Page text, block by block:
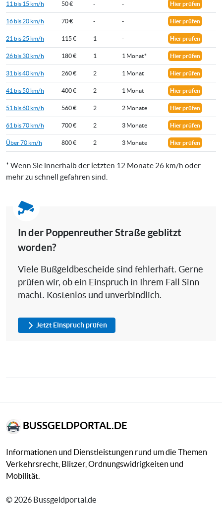
11 bis 15 km/h 50 € - - Hier prüfen
16 bis 20 km/h 70 € - - Hier prüfen
21 bis 25 km/h 115 € 1 - Hier prüfen
26 bis 30 km/h 180 € 1 1 Monat* Hier prüfen
31 bis 40 km/h 260 € 2 1 Monat Hier prüfen
41 bis 50 km/h 400 € 2 1 Monat Hier prüfen
51 bis 60 km/h 560 € 2 2 Monate Hier prüfen
61 bis 70 km/h 700 € 2 3 Monate Hier prüfen
Über 70 km/h 800 € 2 3 Monate Hier prüfen
* Wenn Sie innerhalb der letzten 12 Monate 26 km/h oder
mehr zu schnell gefahren sind.
In der Poppenreuther Straße geblitzt
worden?
Viele Bußgeldbescheide sind fehlerhaft. Gerne
prüfen wir, ob ein Einspruch in Ihrem Fall Sinn
macht. Kostenlos und unverbindlich.
Jetzt Einspruch prüfen
BUSSGELDPORTAL.DE
Informationen und Dienstleistungen rund um die Themen
Verkehrsrecht, Blitzer, Ordnungswidrigkeiten und
Mobilität.
© 2026 Bussgeldportal.de